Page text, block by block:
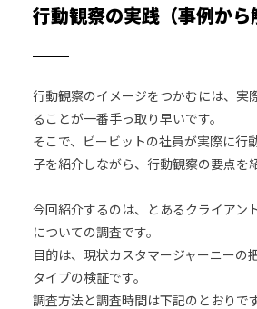
行動観察の実践（事例から
行動観察のイメージをつかむには、実
ることが一番手っ取り早いです。
そこで、ビービットの社員が実際に行
子を紹介しながら、行動観察の要点を
今回紹介するのは、とあるクライアン
についての調査です。
目的は、現状カスタマージャーニーの
タイプの検証です。
調査方法と調査時間は下記のとおりです